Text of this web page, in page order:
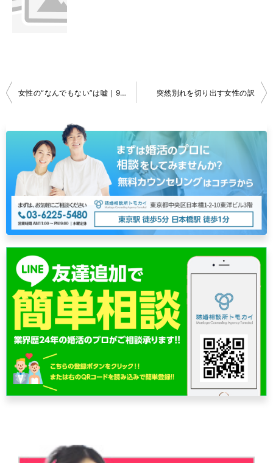
投
ナ
ー
ョ
ン
女性の“なんでもない”は嘘｜9割の男性が勘違いする本音 突然別れを切り出す女性の訳